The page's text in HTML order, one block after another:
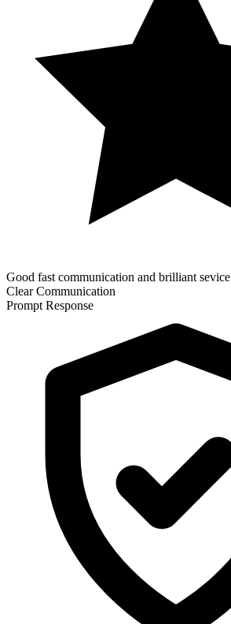
Good fast communication and brilliant sevice
Clear Communication
Prompt Response